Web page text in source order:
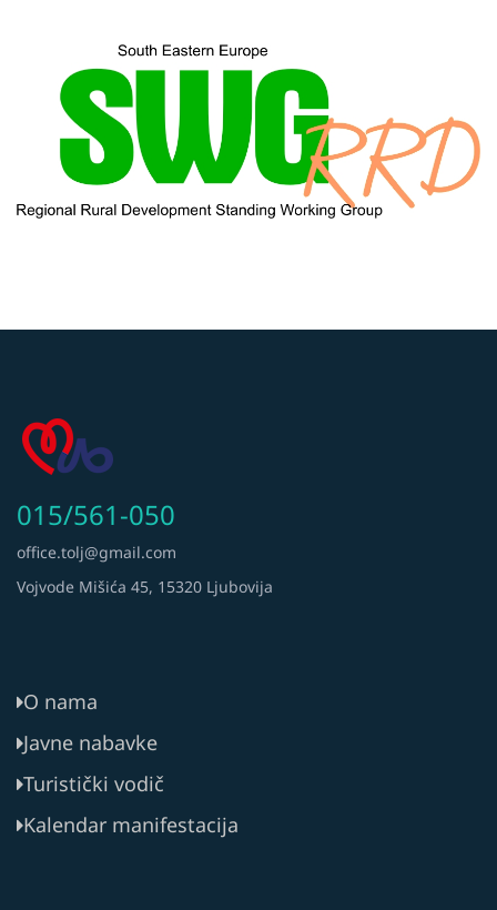
015/561-050
office.tolj@gmail.com
Vojvode Mišića 45, 15320 Ljubovija
O nama
Javne nabavke
Turistički vodič
Kalendar manifestacija